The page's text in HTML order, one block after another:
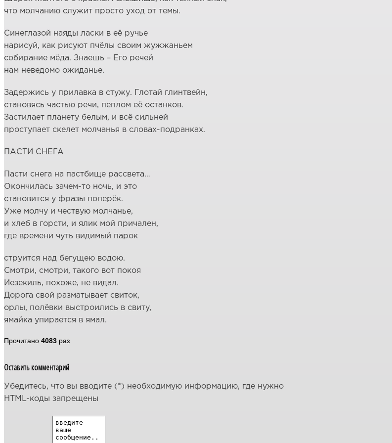
что молчанию служит просто уход от темы.
Синеглазой наяды ласки в её ручье
нарисуй, как рисуют пчёлы своим жужжаньем
собирание мёда. Знаешь – Его речей
нам неведомо ожиданье.
Задержись у прилавка в стужу. Глотай глинтвейн,
становясь частью речи, пеплом её останков.
Застилает планету белым, и всё сильней
проступает скелет молчанья в словах-подранках.
ПАСТИ СНЕГА
Пасти снега на пастбище рассвета…
Окончилась зачем-то ночь, и это
становится у фразы поперёк.
Уже молчу и чествую молчанье,
и хлеб в горсти, и ялик мой причален,
где времени чуть видимый парок
струится над бегущею водою.
Смотри, смотри, такого вот покоя
Иезекиль, похоже, не видал.
Дорога свой разматывает свиток,
орлы, полёвки выстроились в свиту,
ямайка упирается в ямал.
Прочитано 4083 раз
Оставить комментарий
Убедитесь, что вы вводите (*) необходимую информацию, где нужно
HTML-коды запрещены